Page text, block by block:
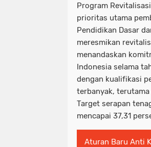
Program
prioritas utama
Pendidikan Dasar
meresmikan
menandaskan
Indonesia selama
dengan kualifikasi
terbanyak,
Target serapan
mencapai 37,31
Aturan Baru Anti